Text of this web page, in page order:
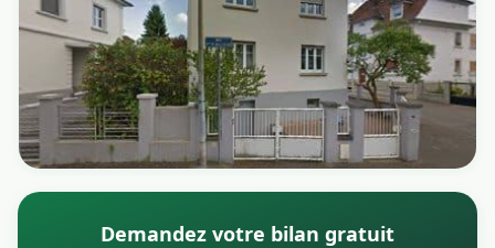
Demandez votre bilan gratuit